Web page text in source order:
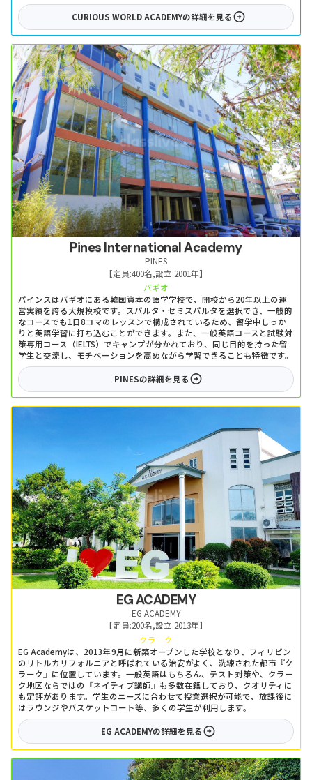
CURIOUS WORLD ACADEMYの詳細を見る
Pines International Academy
PINES
【定員:400名,設立:2001年】
バギオ
パインスはバギオにある韓国資本の語学学校で、開校から20年以上の運
営実績を誇る大規模校です。スパルタ・セミスパルタを選択でき、一般的
なコースでも1日8コマのレッスンで構成されているため、留学中しっか
りと英語学習に打ち込むことができます。また、一般英語コースと試験対
策専用コース（IELTS）でキャンプが分かれており、同じ目的を持った留
学生と交流し、モチベーションを高めながら学習できることも特徴です。
PINESの詳細を見る
EG ACADEMY
EG ACADEMY
【定員:200名,設立:2013年】
クラーク
EG Academyは、2013年9月に新築オープンした学校となり、フィリピン
のリトルカリフォルニアと呼ばれている治安がよく、洗練された都市『ク
ラーク』に位置しています。一般英語はもちろん、テスト対策や、クラー
ク地区ならではの『ネイティブ講師』も多数在籍しており、クオリティに
も定評があります。学生のニーズに合わせて授業選択が可能で、放課後に
はラウンジやバスケットコート等、多くの学生が利用します。
EG ACADEMYの詳細を見る